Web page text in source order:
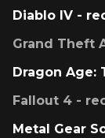
Diablo IV -
Grand Theft
Dragon Age:
Fallout 4 -
Metal Gear